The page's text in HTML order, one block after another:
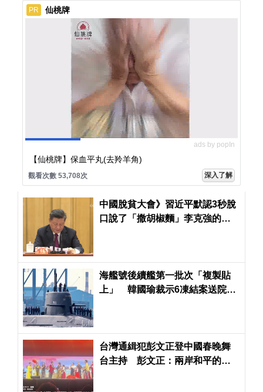
PR 仙桃牌
ads by popIn
【仙桃牌】保血平丸(去羚羊角)
觀看次數 53,708次 深入了解
中國脫貧大會》習近平默認3秒脫
口說了「撒胡椒麵」李克強的一
海艦號後續艦第一批次「複製貼
上」 韓國瑜裁示6凍結案送院會
台灣通緝犯彭文正登中國春晚舞
台主持 彭文正：兩岸和平的一